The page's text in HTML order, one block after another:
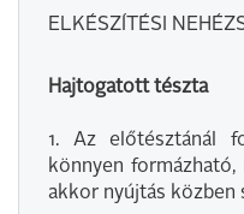
ELKÉSZÍTÉSI
Hajtogatott tészta
1. Az előtésztánál
könnyen formázható,
akkor nyújtás közben